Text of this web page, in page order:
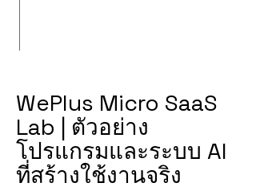
WePlus Micro SaaS
Lab | ตัวอย่าง
โปรแกรมและระบบ AI
ที่สร้างใช้งานจริง